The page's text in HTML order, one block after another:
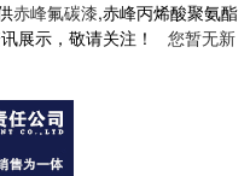
赤峰氟碳漆,赤峰丙烯酸聚氨酯
展示，敬请关注！ 您暂无新